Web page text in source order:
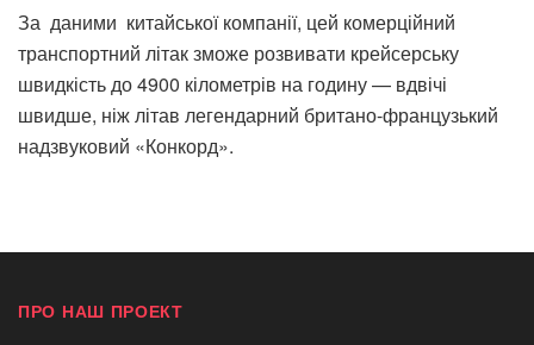
За даними китайської компанії, цей комерційний
транспортний літак зможе розвивати крейсерську
швидкість до 4900 кілометрів на годину — вдвічі
швидше, ніж літав легендарний британо-французький
надзвуковий «Конкорд».
ПРО НАШ ПРОЕКТ